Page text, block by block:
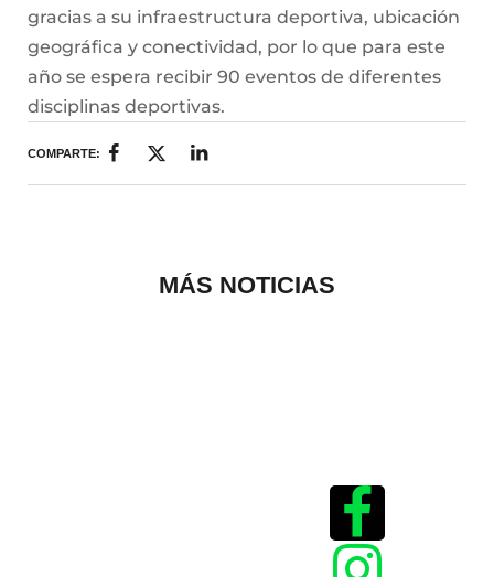
gracias a su infraestructura deportiva, ubicación
geográfica y conectividad, por lo que para este
año se espera recibir 90 eventos de diferentes
disciplinas deportivas.
COMPARTE:
MÁS NOTICIAS